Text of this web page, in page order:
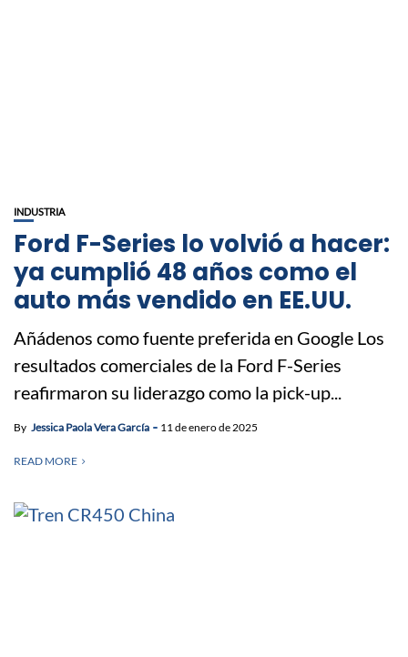
INDUSTRIA
Ford F-Series lo volvió a hacer:
ya cumplió 48 años como el
auto más vendido en EE.UU.
Añádenos como fuente preferida en Google Los
resultados comerciales de la Ford F-Series
reafirmaron su liderazgo como la pick-up...
By Jessica Paola Vera García 11 de enero de 2025
READ MORE